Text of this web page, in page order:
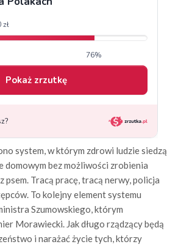
system, w którym zdrowi ludzie siedzą
domowym bez możliwości zrobienia
psem. Tracą pracę, tracą nerwy, policja
To kolejny element systemu
Szumowskiego, którym
Morawiecki. Jak długo rządzący będą
i narażać życie tych, którzy